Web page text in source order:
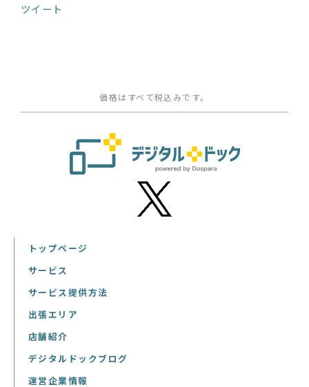
ツイート
価格はすべて税込みです。
トップページ
サービス
サービス提供方法
出張エリア
店舗紹介
デジタルドックブログ
運営企業情報